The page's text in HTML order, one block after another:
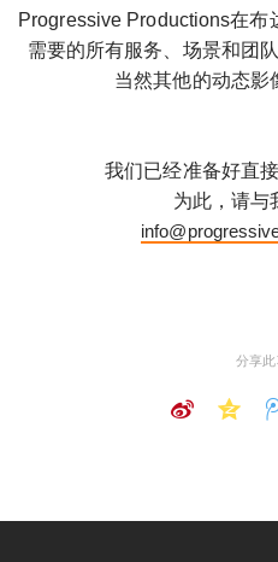
Progressive Productions在
需要的所有服务、场景和团队
当然其他的动态影
我们已经准备好直
为此，请与
分享此